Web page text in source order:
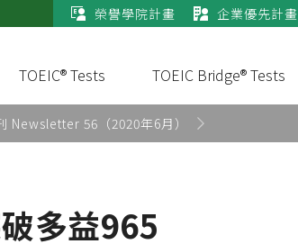
榮譽學院計畫 企業優先計畫
TOEIC® Tests TOEIC Bridge® Tests
Newsletter 56（2020年6月）
多益965